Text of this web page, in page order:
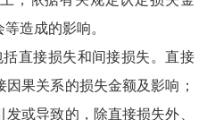
等造成的影响。
括直接损失和间接损失。直接
果关系的损失金额及影响；
或导致的，除直接损失外、